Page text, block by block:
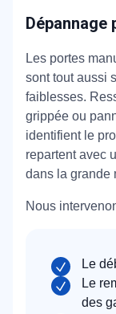
Dépannage
Les portes
sont tout aussi
faiblesses.
grippée ou
identifient le
repartent avec
dans la grande
Nous
Le
Le
des